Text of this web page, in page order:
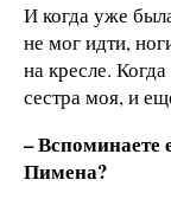
И когда уже
не мог идти,
на кресле.
сестра моя, и
– Вспоминаете
Пимена?